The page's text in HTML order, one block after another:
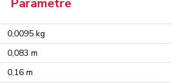
0,0095 kg
0,083 m
0,16 m